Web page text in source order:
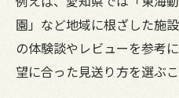
ペット葬儀に向け
合い方
ペット葬儀における
園」など地域に根ざした施
の体験談やレビューを参考
望に合った見送り方を選ぶこ